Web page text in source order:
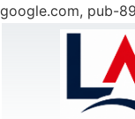
google.com, pub-